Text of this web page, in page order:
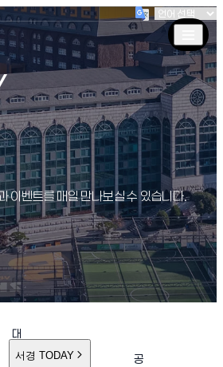
열림)
이벤트를 매일 만나보실 수 있습니다.
대
학
서경 TODAY
공